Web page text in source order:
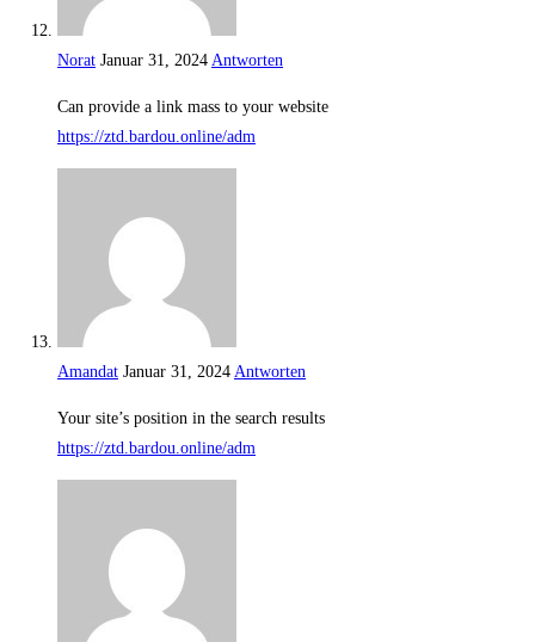
Norat Januar 31, 2024 Antworten
Can provide a link mass to your website
https://ztd.bardou.online/adm
Amandat Januar 31, 2024 Antworten
Your site’s position in the search results
https://ztd.bardou.online/adm